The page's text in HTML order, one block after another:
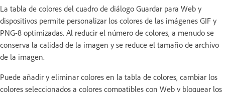
La tabla de colores del cuadro de diálogo Guardar para Web y
dispositivos permite personalizar los colores de las imágenes GIF y
PNG-8 optimizadas. Al reducir el número de colores, a menudo se
conserva la calidad de la imagen y se reduce el tamaño de archivo
de la imagen.
Puede añadir y eliminar colores en la tabla de colores, cambiar los
colores seleccionados a colores compatibles con Web y bloquear los